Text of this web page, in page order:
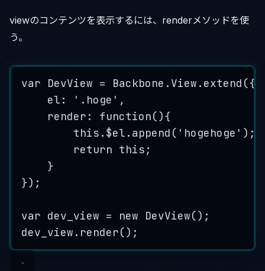
viewのコンテンツを表示するには、renderメソッドを使
う。
var DevView = Backbone . View . extend ({
el : ' .hoge ' ,
render : function(){
this . $el . append ( ' hogehoge ' ) ;
return this ;
}
});
var dev_view = new DevView();
dev_view . render();